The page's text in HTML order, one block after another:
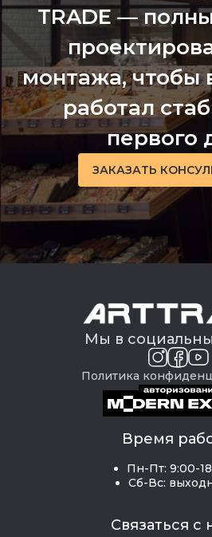
TRADE —
монтажа, чтобы
работал
первого
ЗАКАЗАТЬ
Мы в
Политика
Время
Пн-Пт: 9:00-
Сб-Вс:
Связаться с